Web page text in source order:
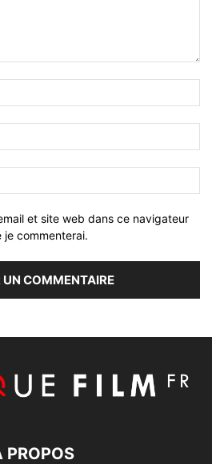
et site web dans ce navigateur
je commenterai.
PROPOS